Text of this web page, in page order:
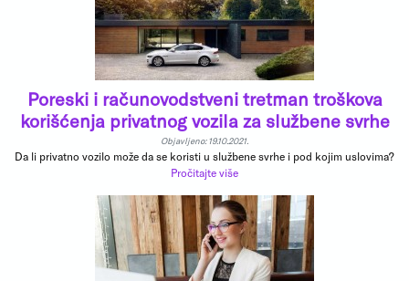
Poreski i računovodstveni tretman troškova
korišćenja privatnog vozila za službene svrhe
Objavljeno: 19.10.2021.
Da li privatno vozilo može da se koristi u službene svrhe i pod kojim uslovima?
Pročitajte više